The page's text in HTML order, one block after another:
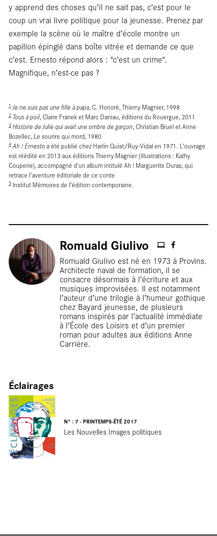
y apprend des choses qu’il ne sait pas, c’est pour le
coup un vrai livre politique pour la jeunesse. Prenez par
exemple la scène où le maître d’école montre un
papillon épinglé dans boîte vitrée et demande ce que
c’est. Ernesto répond alors : "c’est un crime".
Magnifique, n’est-ce pas ?
1 Je ne suis pas une fille à papa, C. Honoré, Thierry Magnier, 1998
2 Tous à poil, Claire Franek et Marc Daniau, éditions du Rouergue, 2011
3 Histoire de Julie qui avait une ombre de garçon, Christian Bruel et Anne
Bozellec, Le sourire qui mord, 1980
4 Ah ! Ernestoa été publié chez Harlin Quist/Ruy-Vidal en 1971. L'ouvrage
est réédité en 2013 aux éditions Thierry Magnier (illustrations : Kathy
Couperie), accompagné d'un album intitulé Ah ! Marguerite Duras, qui
retrace l'aventure éditoriale de ce conte
5Institut Mémoires de l’édition contemporaine.
Romuald Giulivo
Romuald Giulivo est né en 1973 à Provins.
Architecte naval de formation, il se
consacre désormais à l’écriture et aux
musiques improvisées. Il est notamment
l’auteur d’une trilogie à l’humeur gothique
chez Bayard jeunesse, de plusieurs
romans inspirés par l’actualité immédiate
à l’École des Loisirs et d’un premier
roman pour adultes aux éditions Anne
Carrière.
Éclairages
N° : 7 - PRINTEMPS-ÉTÉ 2017
Les Nouvelles Images politiques